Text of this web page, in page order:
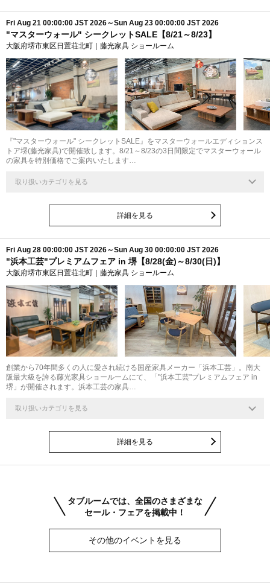
Fri Aug 21 00:00:00 JST 2026～Sun Aug 23 00:00:00 JST 2026
"マスターウォール" シークレットSALE【8/21～8/23】
大阪府堺市東区日置荘北町｜藤光家具 ショールーム
『"マスターウォール" シークレットSALE』をマスターウォールエディションス
トア堺(藤光家具)で開催致します。8/21～8/23の3日間限定でマスターウォール
の家具を特別価格でご案内いたします…
取り扱いカテゴリを見る
詳細を見る
Fri Aug 28 00:00:00 JST 2026～Sun Aug 30 00:00:00 JST 2026
"浜本工芸"プレミアムフェア in 堺【8/28(金)～8/30(日)】
大阪府堺市東区日置荘北町｜藤光家具 ショールーム
創業から70年間多くの人に愛され続ける国産家具メーカー「浜本工芸」。南大
阪最大級を誇る藤光家具ショールームにて、「"浜本工芸"プレミアムフェア in
堺」が開催されます。浜本工芸の家具…
取り扱いカテゴリを見る
詳細を見る
タブルームでは、全国のさまざまな
セール・フェアを掲載中！
その他のイベントを見る